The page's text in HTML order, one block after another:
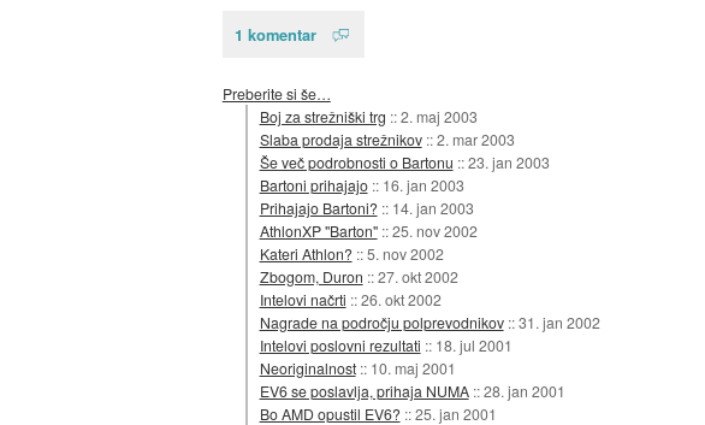
1 komentar
Preberite si še…
Boj za strežniški trg ::2. maj 2003
Slaba prodaja strežnikov ::2. mar 2003
Še več podrobnosti o Bartonu ::23. jan 2003
Bartoni prihajajo :: 16. jan 2003
Prihajajo Bartoni? :: 14. jan 2003
AthlonXP "Barton" ::25. nov 2002
Kateri Athlon? ::5. nov 2002
Zbogom, Duron ::27. okt 2002
Intelovi načrti ::26. okt 2002
Nagrade na področju polprevodnikov ::31. jan 2002
Intelovi poslovni rezultati :: 18. jul 2001
Neoriginalnost :: 10. maj 2001
EV6 se poslavlja, prihaja NUMA ::28. jan 2001
Bo AMD opustil EV6? ::25. jan 2001